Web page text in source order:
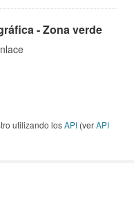
- Zona verde
utilizando losAPI (verAPI